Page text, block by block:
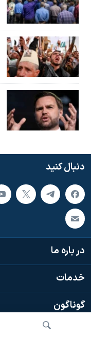
دنبال کنید
در باره ما
خدمات
گوناگون